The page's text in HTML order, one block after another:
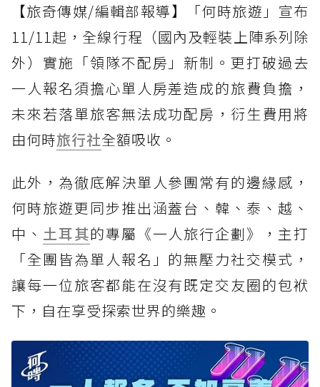
【旅奇傳媒/編輯部報導】「何時旅遊」宣布
11/11起，全線行程（國內及輕裝上陣系列除
外）實施「領隊不配房」新制。更打破過去
一人報名須擔心單人房差造成的旅費負擔，
未來若落單旅客無法成功配房，衍生費用將
由何時旅行社全額吸收。
此外，為徹底解決單人參團常有的邊緣感，
何時旅遊更同步推出涵蓋台、韓、泰、越、
中、 土耳其的專屬《一人旅行企劃》，主打
「全團皆為單人報名」的無壓力社交模式，
讓每一位旅客都能在沒有既定交友圈的包袱
下，自在享受探索世界的樂趣。